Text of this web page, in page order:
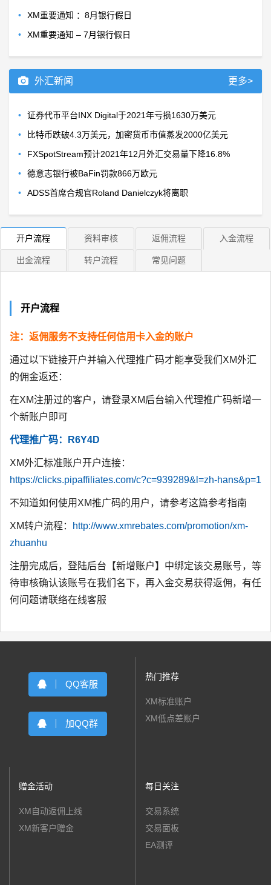
•
XM重要通知 ：8月银行假日
•
XM重要通知 – 7月银行假日
外汇新闻 更多>
•
证券代币平台INX Digital于2021年亏损1630万美元
•
比特币跌破4.3万美元，加密货币市值蒸发2000亿美元
•
FXSpotStream预计2021年12月外汇交易量下降16.8%
•
德意志银行被BaFin罚款866万欧元
•
ADSS首席合规官Roland Danielczyk将离职
开户流程 资料审核 返佣流程 入金流程
出金流程 转户流程 常见问题
开户流程
注：返佣服务不支持任何信用卡入金的账户
通过以下链接开户并输入代理推广码才能享受我们XM外汇
的佣金返还：
在XM注册过的客户，请登录XM后台输入代理推广码新增一
个新账户即可
代理推广码：R6Y4D
XM外汇标准账户开户连接：
https://clicks.pipaffiliates.com/c?c=939289&l=zh-hans&p=1
不知道如何使用XM推广码的用户，请参考这篇参考指南
XM转户流程：
http://www.xmrebates.com/promotion/xm-
zhuanhu
注册完成后，登陆后台【新增账户】中绑定该交易账号，等
待审核确认该账号在我们名下，再入金交易获得返佣，有任
何问题请联络在线客服
QQ客服
加QQ群
热门推荐
XM标准账户
XM低点差账户
赠金活动
XM自动返佣上线
XM新客户赠金
每日关注
交易系统
交易面板
EA测评